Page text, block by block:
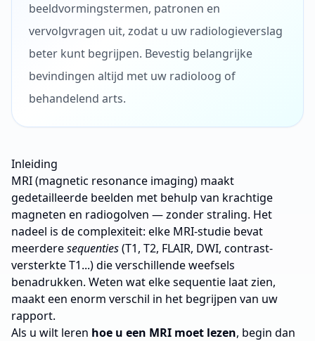
beeldvormingstermen, patronen en
vervolgvragen uit, zodat u uw radiologieverslag
beter kunt begrijpen. Bevestig belangrijke
bevindingen altijd met uw radioloog of
behandelend arts.
Inleiding
MRI (magnetic resonance imaging) maakt
gedetailleerde beelden met behulp van krachtige
magneten en radiogolven — zonder straling. Het
nadeel is de complexiteit: elke MRI-studie bevat
meerderesequenties(T1, T2, FLAIR, DWI, contrast-
versterkte T1...) die verschillende weefsels
benadrukken. Weten wat elke sequentie laat zien,
maakt een enorm verschil in het begrijpen van uw
rapport.
Als u wilt leren hoe u een MRI moet lezen, begin dan